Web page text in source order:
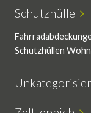
Schutzhülle
Schutzhüllen